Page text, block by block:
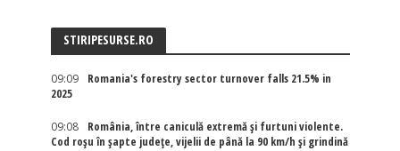
STIRIPESURSE.RO
09:09
Romania's forestry sector turnover falls 21.5% in
2025
09:08
România, între caniculă extremă și furtuni violente.
Cod roșu în șapte județe, vijelii de până la 90 km/h și grindină